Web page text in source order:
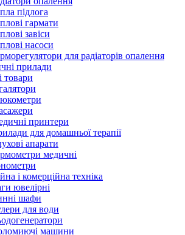
підлога
гармати
завіси
насоси
для радіаторів опалення
прилади
товари
принтери
для домашньої терапії
апарати
медичні
і комерційна техніка
ювелірні
шафи
для води
машини